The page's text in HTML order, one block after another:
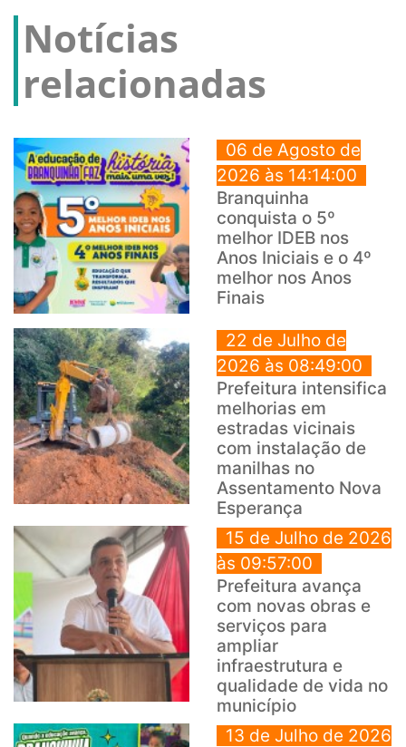
Notícias
relacionadas
06 de Agosto de
2026 às 14:14:00
Branquinha
conquista o 5º
melhor IDEB nos
Anos Iniciais e o 4º
melhor nos Anos
Finais
22 de Julho de
2026 às 08:49:00
Prefeitura intensifica
melhorias em
estradas vicinais
com instalação de
manilhas no
Assentamento Nova
Esperança
15 de Julho de 2026
às 09:57:00
Prefeitura avança
com novas obras e
serviços para
ampliar
infraestrutura e
qualidade de vida no
município
13 de Julho de 2026